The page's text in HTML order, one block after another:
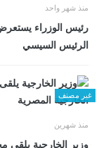
منذ شهر واحد
رئيس الوزراء يستعرض
الرئيس السيسي
غير مصنف
منذ شهرين
وزير الخارجية يلقى